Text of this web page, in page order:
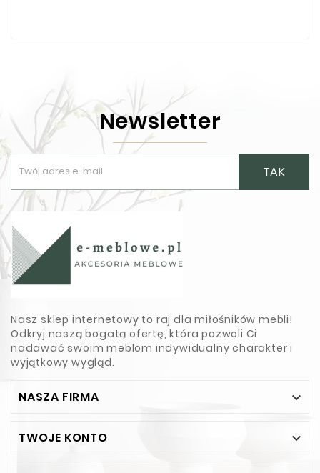
Newsletter
TAK
Nasz sklep internetowy to raj dla miłośników mebli!
Odkryj naszą bogatą ofertę, która pozwoli Ci
nadawać swoim meblom indywidualny charakter i
wyjątkowy wygląd.
NASZA FIRMA 
TWOJE KONTO 